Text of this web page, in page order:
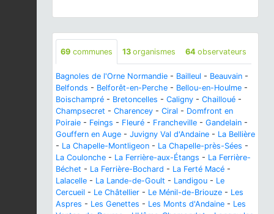
69 communes 13 organismes 64 observateurs
Bagnoles de l'Orne Normandie - Bailleul - Beauvain -
Belfonds - Belforêt-en-Perche - Bellou-en-Houlme -
Boischampré - Bretoncelles - Caligny - Chailloué -
Champsecret - Charencey - Ciral - Domfront en
Poiraie - Feings - Fleuré - Francheville - Gandelain -
Gouffern en Auge - Juvigny Val d'Andaine - La Bellière
- La Chapelle-Montligeon - La Chapelle-près-Sées -
La Coulonche - La Ferrière-aux-Étangs - La Ferrière-
Béchet - La Ferrière-Bochard - La Ferté Macé -
Lalacelle - La Lande-de-Goult - Landigou - Le
Cercueil - Le Châtellier - Le Ménil-de-Briouze - Les
Aspres - Les Genettes - Les Monts d'Andaine - Les